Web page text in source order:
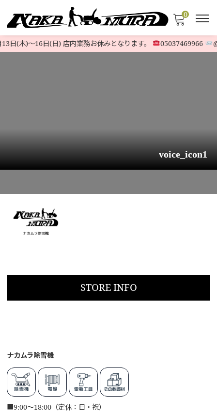
0
日(木)〜16日(日) 店内業務お休みとなります。 05037469966
voice_icon1
STORE INFO
ナカムラ除雪機
■9:00～18:00（定休：日・祝）